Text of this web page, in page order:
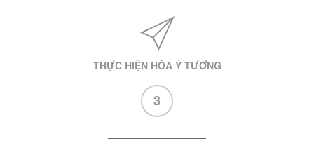
THỰC HIỆN HÓA Ý TƯỞNG
3